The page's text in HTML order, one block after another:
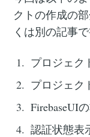
クトの作成の
くは別の記事
プロジェク
プロジェク
FirebaseUI
認証状態表